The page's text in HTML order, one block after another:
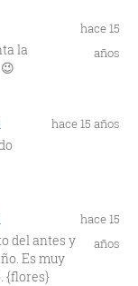
la
hace 15
años
hace 15 años
del antes y
Es muy
{flores}
hace 15
años